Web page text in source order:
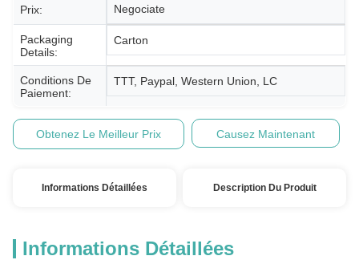
Prix: Negociate
Packaging
Details:
Carton
Conditions De
Paiement:
TTT, Paypal, Western Union, LC
Obtenez Le Meilleur Prix Causez Maintenant
Informations Détaillées Description Du Produit
Informations Détaillées